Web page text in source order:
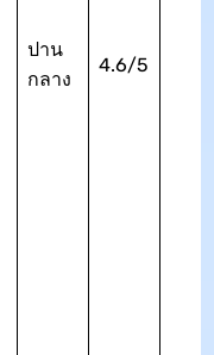
ปาน
กลาง
4.6/5